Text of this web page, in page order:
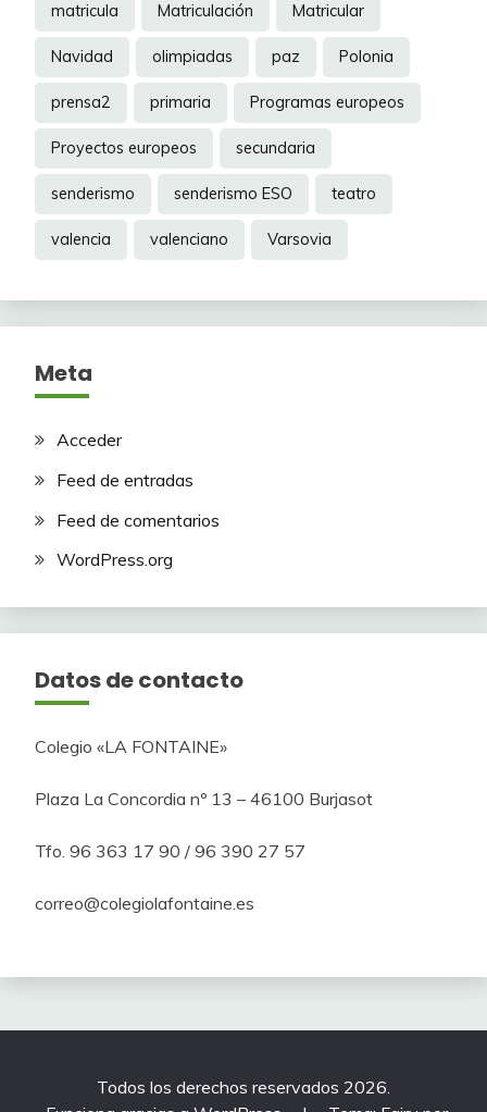
matricula Matriculación Matricular
Navidad olimpiadas paz Polonia
prensa2 primaria Programas europeos
Proyectos europeos secundaria
senderismo senderismo ESO teatro
valencia valenciano Varsovia
Meta
Acceder
Feed de entradas
Feed de comentarios
WordPress.org
Datos de contacto
Colegio «LA FONTAINE»
Plaza La Concordia nº 13 – 46100 Burjasot
Tfo. 96 363 17 90 / 96 390 27 57
correo@colegiolafontaine.es
Todos los derechos reservados 2026.